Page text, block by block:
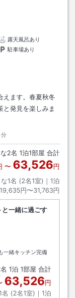
露天風呂あり
駐車場あり
えます。春夏秋冬
と発見を楽しみま
2名 1泊1部屋 合計
〜 63,526円
1名 (2名1室)｜ 1泊
19,635円〜31,763円
一緒に過ごす
一緒キッチン完備
名 1泊 1部屋 合計
63,526円
名 (2名1室)｜ 1泊